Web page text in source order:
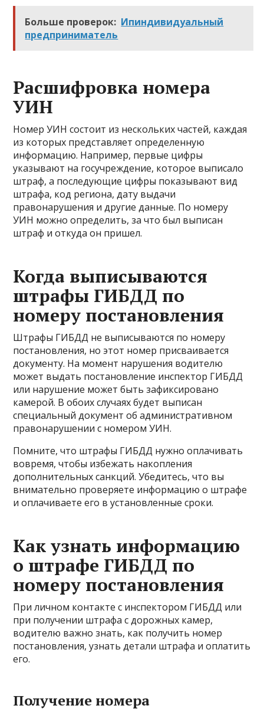
Больше проверок: Ипиндивидуальный
предприниматель
Расшифровка номера
УИН
Номер УИН состоит из нескольких частей, каждая
из которых представляет определенную
информацию. Например, первые цифры
указывают на госучреждение, которое выписало
штраф, а последующие цифры показывают вид
штрафа, код региона, дату выдачи
правонарушения и другие данные. По номеру
УИН можно определить, за что был выписан
штраф и откуда он пришел.
Когда выписываются
штрафы ГИБДД по
номеру постановления
Штрафы ГИБДД не выписываются по номеру
постановления, но этот номер присваивается
документу. На момент нарушения водителю
может выдать постановление инспектор ГИБДД
или нарушение может быть зафиксировано
камерой. В обоих случаях будет выписан
специальный документ об административном
правонарушении с номером УИН.
Помните, что штрафы ГИБДД нужно оплачивать
вовремя, чтобы избежать накопления
дополнительных санкций. Убедитесь, что вы
внимательно проверяете информацию о штрафе
и оплачиваете его в установленные сроки.
Как узнать информацию
о штрафе ГИБДД по
номеру постановления
При личном контакте с инспектором ГИБДД или
при получении штрафа с дорожных камер,
водителю важно знать, как получить номер
постановления, узнать детали штрафа и оплатить
его.
Получение номера